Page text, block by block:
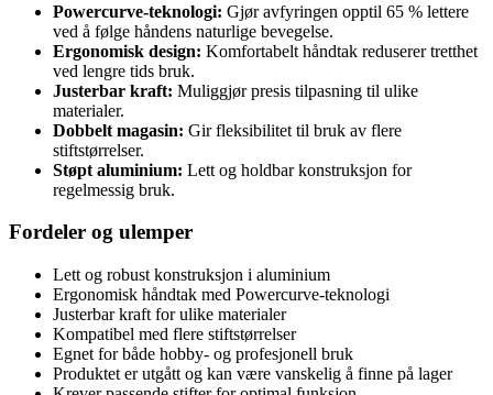
Powercurve-teknologi: Gjør avfyringen opptil 65 % lettere
ved å følge håndens naturlige bevegelse.
Ergonomisk design: Komfortabelt håndtak reduserer tretthet
ved lengre tids bruk.
Justerbar kraft: Muliggjør presis tilpasning til ulike
materialer.
Dobbelt magasin: Gir fleksibilitet til bruk av flere
stiftstørrelser.
Støpt aluminium: Lett og holdbar konstruksjon for
regelmessig bruk.
Fordeler og ulemper
Lett og robust konstruksjon i aluminium
Ergonomisk håndtak med Powercurve-teknologi
Justerbar kraft for ulike materialer
Kompatibel med flere stiftstørrelser
Egnet for både hobby- og profesjonell bruk
Produktet er utgått og kan være vanskelig å finne på lager